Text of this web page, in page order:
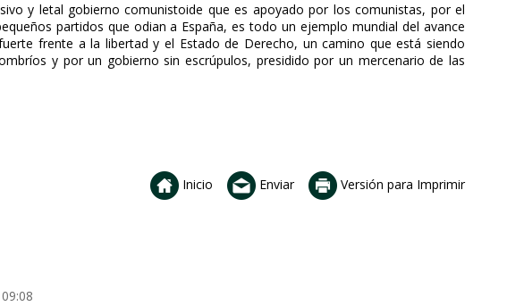
y letal gobierno comunistoide que es apoyado por los comunistas, por el
partidos que odian a España, es todo un ejemplo mundial del avance
frente a la libertad y el Estado de Derecho, un camino que está siendo
y por un gobierno sin escrúpulos, presidido por un mercenario de las
Inicio Enviar Versión para Imprimir